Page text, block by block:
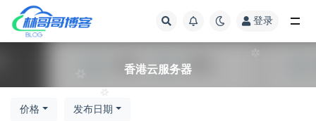
登录
香港云服务器
价格 发布日期